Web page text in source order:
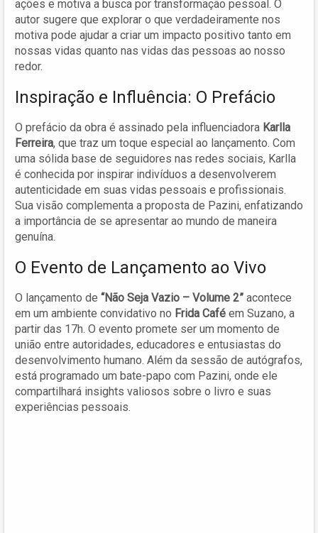
ações e motiva a busca por transformação pessoal. O
autor sugere que explorar o que verdadeiramente nos
motiva pode ajudar a criar um impacto positivo tanto em
nossas vidas quanto nas vidas das pessoas ao nosso
redor.
Inspiração e Influência: O Prefácio
O prefácio da obra é assinado pela influenciadora Karlla
Ferreira, que traz um toque especial ao lançamento. Com
uma sólida base de seguidores nas redes sociais, Karlla
é conhecida por inspirar indivíduos a desenvolverem
autenticidade em suas vidas pessoais e profissionais.
Sua visão complementa a proposta de Pazini, enfatizando
a importância de se apresentar ao mundo de maneira
genuína.
O Evento de Lançamento ao Vivo
O lançamento de “Não Seja Vazio – Volume 2” acontece
em um ambiente convidativo no Frida Café em Suzano, a
partir das 17h. O evento promete ser um momento de
união entre autoridades, educadores e entusiastas do
desenvolvimento humano. Além da sessão de autógrafos,
está programado um bate-papo com Pazini, onde ele
compartilhará insights valiosos sobre o livro e suas
experiências pessoais.